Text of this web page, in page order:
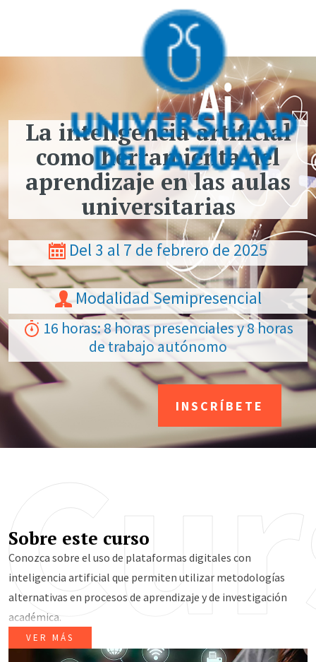
La inteligencia artificial
como herramienta del
aprendizaje en las aulas
universitarias
Del 3 al 7 de febrero de 2025
Modalidad Semipresencial
16 horas: 8 horas presenciales y 8 horas
de trabajo autónomo
INSCRÍBETE
Sobre este curso
Conozca sobre el uso de plataformas digitales con
inteligencia artificial que permiten utilizar metodologías
alternativas en procesos de aprendizaje y de investigación
académica.
VER MÁS